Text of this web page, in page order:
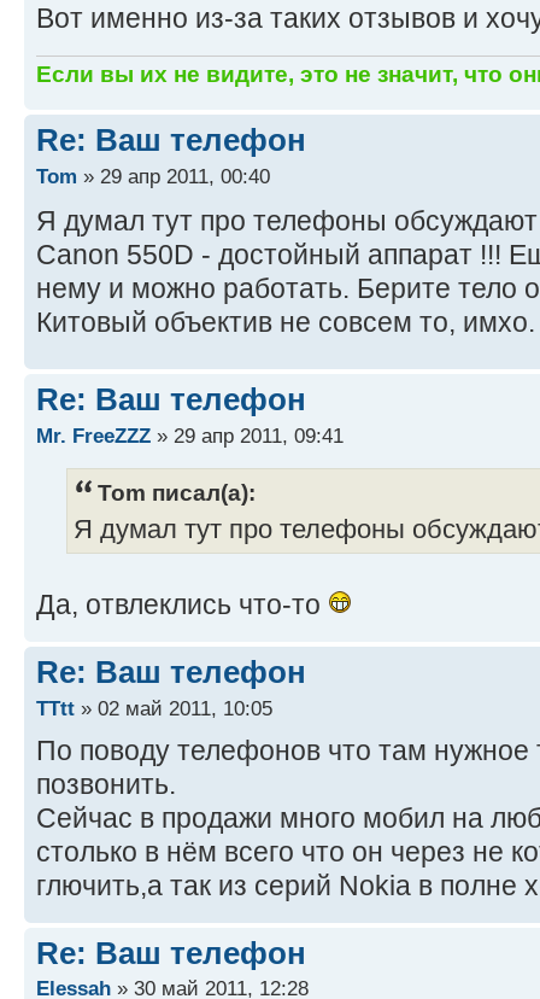
Вот именно из-за таких отзывов и
Если вы их не видите, это не значит, что
Re: Ваш телефон
Tom » 29 апр 2011, 00:40
Я думал тут про телефоны
Canon 550D - достойный аппарат !!!
нему и можно работать. Берите тело
Китовый объектив не совсем то, имхо.
Re: Ваш телефон
Mr. FreeZZZ » 29 апр 2011, 09:41
Tom писал(а):
Я думал тут про телефоны
Да, отвлеклись что-то
Re: Ваш телефон
TTtt » 02 май 2011, 10:05
По поводу телефонов что там нужное
позвонить.
Сейчас в продажи много мобил на
столько в нём всего что он через не
глючить,а так из серий Nokia в полне
Re: Ваш телефон
Elessah » 30 май 2011, 12:28